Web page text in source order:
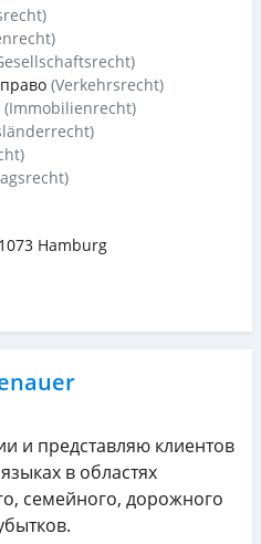
(Verkehrsrecht)
(Immobilienrecht)
Hamburg
и представляю клиентов
в областях
семейного, дорожного